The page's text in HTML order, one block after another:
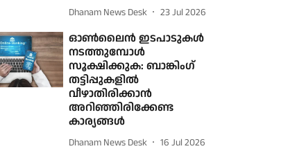
Dhanam News Desk 23 Jul 2026
ഓൺലൈൻ ഇടപാടുകൾ
നടത്തുമ്പോൾ
സൂക്ഷിക്കുക: ബാങ്കിംഗ്
തട്ടിപ്പുകളിൽ
വീഴാതിരിക്കാൻ
അറിഞ്ഞിരിക്കേണ്ട
കാര്യങ്ങൾ
Dhanam News Desk 16 Jul 2026